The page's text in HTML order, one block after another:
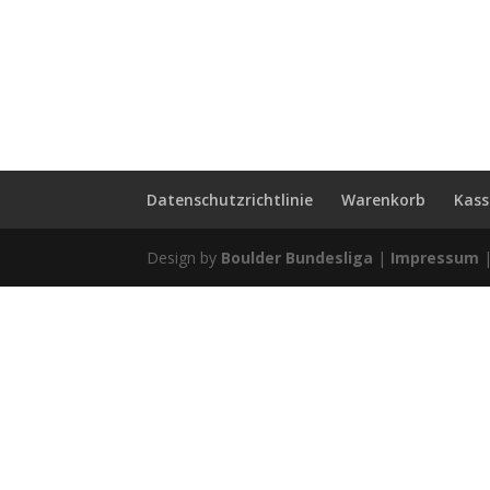
Datenschutzrichtlinie Warenkorb
Design by Boulder Bundesliga | Impressum